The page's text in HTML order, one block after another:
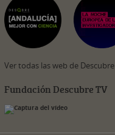
Ver todas las web de Descubre
Fundación Descubre TV